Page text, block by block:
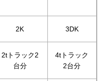
2K 3DK
2tトラック2
台分
4tトラック
2台分